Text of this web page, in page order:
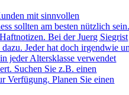
mit sinnvollen
sollten am besten nützlich
Bei der Juerg Siegrist
Jeder hat doch irgendwie
jeder Altersklasse verwendet
Suchen Sie z.B. einen
Verfügung. Planen Sie einen